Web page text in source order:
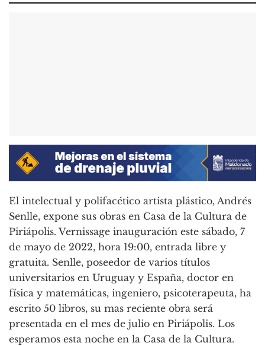
El intelectual y polifacético artista plástico, Andrés
Senlle, expone sus obras en Casa de la Cultura de
Piriápolis. Vernissage inauguración este sábado, 7
de mayo de 2022, hora 19:00, entrada libre y
gratuita. Senlle, poseedor de varios títulos
universitarios en Uruguay y España, doctor en
física y matemáticas, ingeniero, psicoterapeuta, ha
escrito 50 libros, su mas reciente obra será
presentada en el mes de julio en Piriápolis. Los
esperamos esta noche en la Casa de la Cultura.